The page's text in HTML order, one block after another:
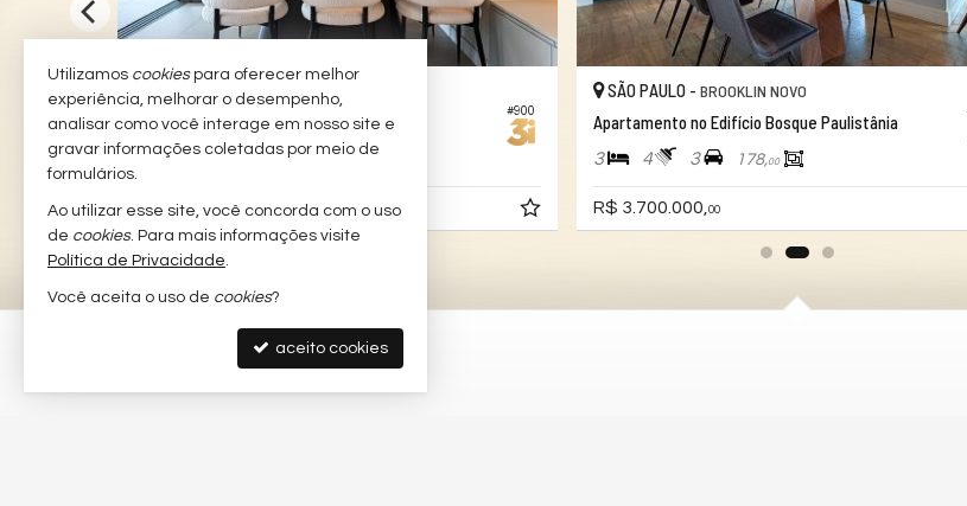
#912 #900
SÃO PAULO - BROOKLIN NOVO
Apartamento no Edifício o Parque
3 4 3 167,
R$ 3.700.000,00
SÃO PAULO -BROOKLIN NOVO
Apartamento no Edifício Bosque Paulistânia
3 4 3 178,00
R$ 3.700.000,00
Utilizamos cookiespara oferecer melhor
experiência, melhorar o desempenho,
analisar como você interage em nosso site e
gravar informações coletadas por meio de
formulários.
Ao utilizar esse site, você concorda com o uso
de cookies. Para mais informações visite
Política de Privacidade.
Você aceita o uso de cookies?
aceito cookies